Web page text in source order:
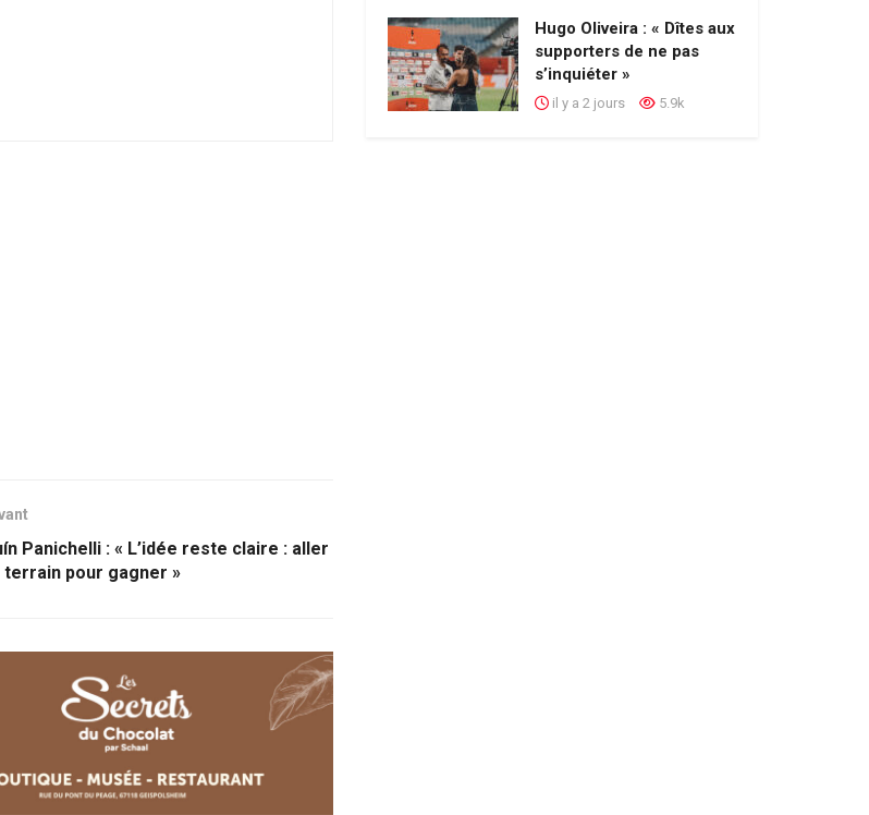
Panichelli : « L’idée reste claire : aller
terrain pour gagner »
Hugo Oliveira : « Dîtes aux
supporters de ne pas
s’inquiéter »
il y a 2 jours 5.9k